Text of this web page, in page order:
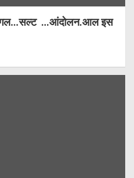
…आंदोलन.आल इस